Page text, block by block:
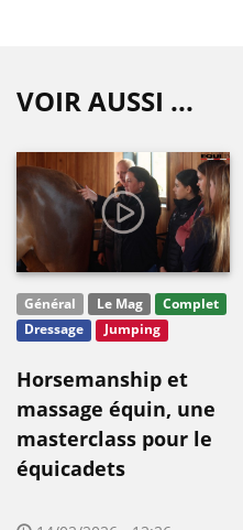
VOIR AUSSI ...
Général Le Mag
Complet
Dressage
Jumping
Horsemanship et
massage équin, une
masterclass pour le
équicadets